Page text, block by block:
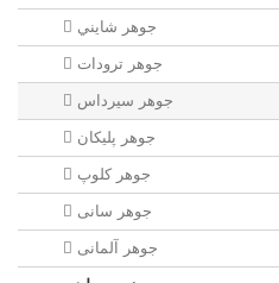
جوهر شايني
جوهر ترودات
جوهر سيرداس
جوهر پلیکان
جوهر کلوپ
جوهر سانی
جوهر آلمانی